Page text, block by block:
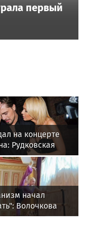
первый
на концерте
Рудковская
и
"взорвались"
начал
Волочкова
причину